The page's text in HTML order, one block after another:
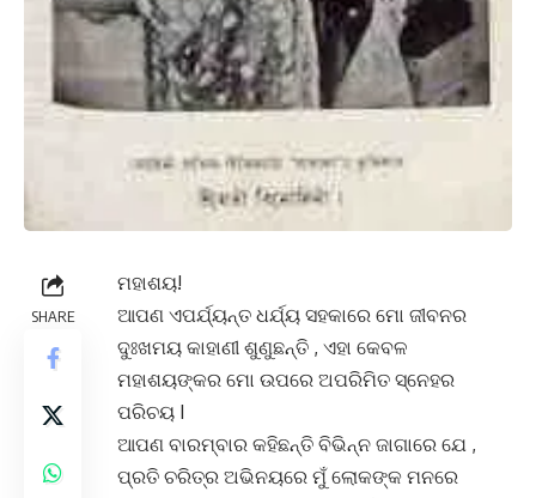
SHARE
ମହାଶୟ!
ଆପଣ ଏପର୍ଯ୍ୟନ୍ତ ଧର୍ଯ୍ୟ ସହକାରେ ମୋ ଜୀବନର
ଦୁଃଖମୟ କାହାଣୀ ଶୁଣୁଛନ୍ତି , ଏହା କେବଳ
ମହାଶୟଙ୍କର ମୋ ଉପରେ ଅପରିମିତ ସ୍ନେହର
ପରିଚୟ I
ଆପଣ ବାରମ୍ବାର କହିଛନ୍ତି ବିଭିନ୍ନ ଜାଗାରେ ଯେ ,
ପ୍ରତି ଚରିତ୍ର ଅଭିନୟରେ ମୁଁ ଲୋକଙ୍କ ମନରେ